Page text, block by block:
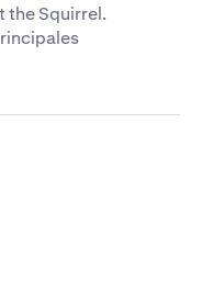
the Squirrel.